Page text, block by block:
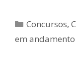
Categorias
Concursos,
em andamento